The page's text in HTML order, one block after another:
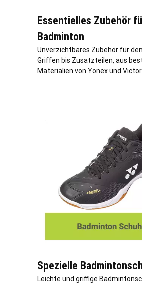
Essentielles Zubehör
Badminton
Unverzichtbares Zubehör für
Griffen bis Zusatzteilen, aus
Materialien von Yonex und Victor.
Spezielle
Leichte und griffige